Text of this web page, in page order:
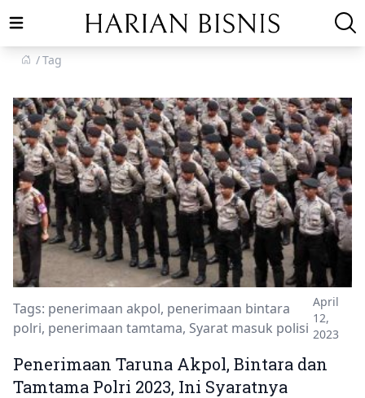
Open main menu
Tag
Tags: penerimaan akpol, penerimaan bintara
polri, penerimaan tamtama, Syarat masuk polisi
April
12,
2023
Penerimaan Taruna Akpol, Bintara dan
Tamtama Polri 2023, Ini Syaratnya